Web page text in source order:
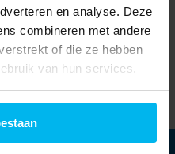
en analyse. Deze
combineren met andere
of die ze hebben
van hun services.